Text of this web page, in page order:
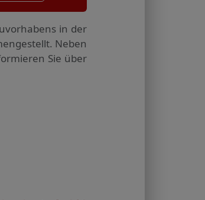
in der
Neben
Sie über